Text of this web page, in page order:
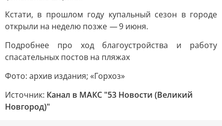
Кстати, в прошлом году купальный сезон в городе
открыли на неделю позже —9 июня.
Подробнее про ход благоустройства и работу
спасательных постов на пляжах
Фото: архив издания; «Горхоз»
Источник: Канал в МАКС "53 Новости (Великий
Новгород)"